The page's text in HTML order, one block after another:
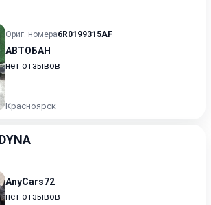
Ориг. номера6R0199315AF
АВТОБАН
нет отзывов
Красноярск
AnyCars72
нет отзывов